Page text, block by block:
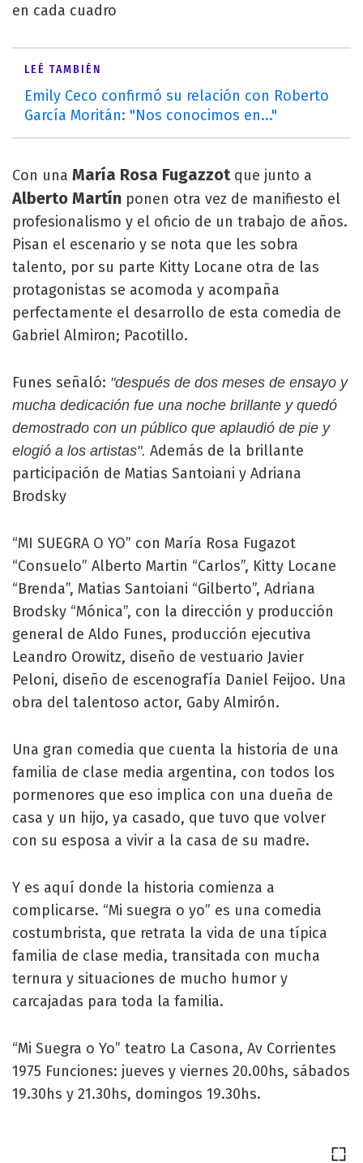
en cada cuadro
LEÉ TAMBIÉN
Emily Ceco confirmó su relación con Roberto
García Moritán: "Nos conocimos en..."
Con una María Rosa Fugazzot que junto a
Alberto Martín ponen otra vez de manifiesto el
profesionalismo y el oficio de un trabajo de años.
Pisan el escenario y se nota que les sobra
talento, por su parte Kitty Locane otra de las
protagonistas se acomoda y acompaña
perfectamente el desarrollo de esta comedia de
Gabriel Almiron; Pacotillo.
Funes señaló: "después de dos meses de ensayo y
mucha dedicación fue una noche brillante y quedó
demostrado con un público que aplaudió de pie y
elogió a los artistas". Además de la brillante
participación de Matias Santoiani y Adriana
Brodsky
“MI SUEGRA O YO” con María Rosa Fugazot
“Consuelo” Alberto Martin “Carlos”, Kitty Locane
“Brenda”, Matias Santoiani “Gilberto”, Adriana
Brodsky “Mónica”, con la dirección y producción
general de Aldo Funes, producción ejecutiva
Leandro Orowitz, diseño de vestuario Javier
Peloni, diseño de escenografía Daniel Feijoo. Una
obra del talentoso actor, Gaby Almirón.
Una gran comedia que cuenta la historia de una
familia de clase media argentina, con todos los
pormenores que eso implica con una dueña de
casa y un hijo, ya casado, que tuvo que volver
con su esposa a vivir a la casa de su madre.
Y es aquí donde la historia comienza a
complicarse. “Mi suegra o yo” es una comedia
costumbrista, que retrata la vida de una típica
familia de clase media, transitada con mucha
ternura y situaciones de mucho humor y
carcajadas para toda la familia.
“Mi Suegra o Yo” teatro La Casona, Av Corrientes
1975 Funciones: jueves y viernes 20.00hs, sábados
19.30hs y 21.30hs, domingos 19.30hs.